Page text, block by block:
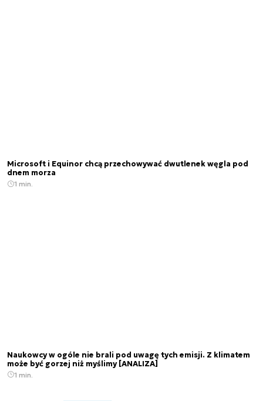
Microsoft i Equinor chcą przechowywać dwutlenek węgla pod
dnem morza
1 min.
Naukowcy w ogóle nie brali pod uwagę tych emisji. Z klimatem
może być gorzej niż myślimy [ANALIZA]
1 min.